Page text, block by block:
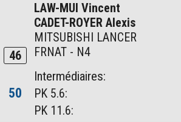
46
LAW-MUI Vincent
CADET-ROYER Alexis
MITSUBISHI LANCER
FRNAT - N4
50
Intermédiaires:
PK 5.6:
PK 11.6: